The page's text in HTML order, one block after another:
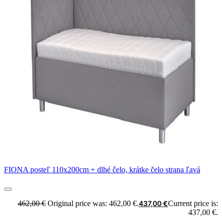
FIONA posteľ 110x200cm + dlhé čelo, krátke čelo strana ľavá
462,00€ Original price was: 462,00 €.437,00€Current price is:
437,00 €.